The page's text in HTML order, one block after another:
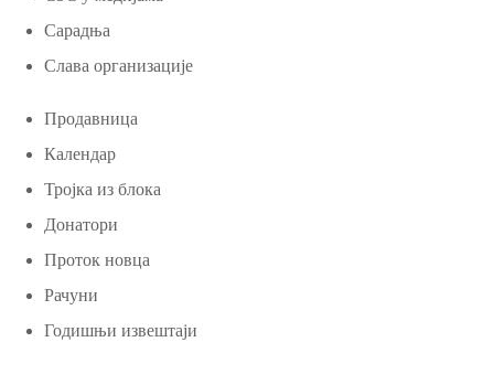
Сарадња
Слава организације
Продавница
Календар
Тројка из блока
Донатори
Проток новца
Рачуни
Годишњи извештаји